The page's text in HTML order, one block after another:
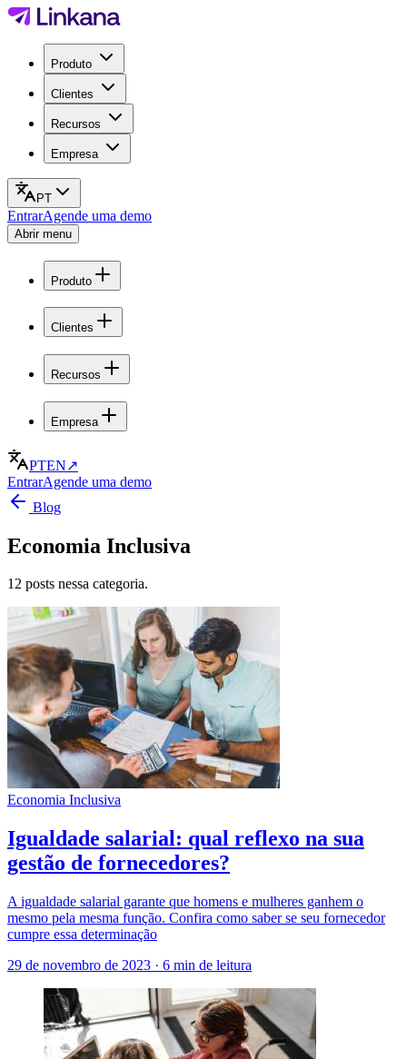
Produto
Clientes
Recursos
Empresa
PT
EntrarAgende uma demo
Abrir menu
Produto
Clientes
Recursos
Empresa
PTEN↗
EntrarAgende uma demo
Blog
Economia Inclusiva
12 posts nessa categoria.
Economia Inclusiva
Igualdade salarial: qual reflexo na sua
gestão de fornecedores?
A igualdade salarial garante que homens e mulheres ganhem o
mesmo pela mesma função. Confira como saber se seu fornecedor
cumpre essa determinação
29 de novembro de 2023 · 6 min de leitura